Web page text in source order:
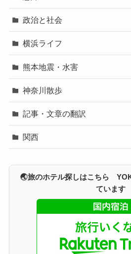
政治と社会
横浜ライフ
熊本地震・水害
神奈川散歩
記事・文章の翻訳
関西
🌏旅のホテル探しはこちら
ています